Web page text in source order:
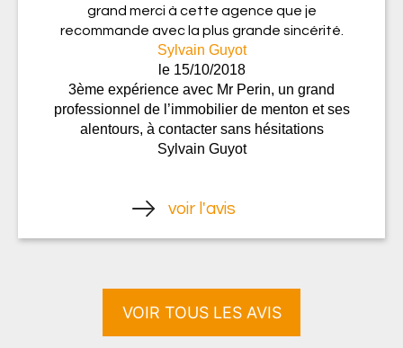
grand merci à cette agence que je
recommande avec la plus grande sincérité.
Sylvain Guyot
le 15/10/2018
3ème expérience avec Mr Perin, un grand
professionnel de l’immobilier de menton et ses
alentours, à contacter sans hésitations
Sylvain Guyot
voir l'avis
VOIR TOUS LES AVIS